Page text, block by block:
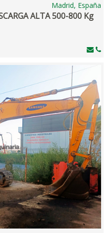
Madrid, España
ALTA 500-800 Kg